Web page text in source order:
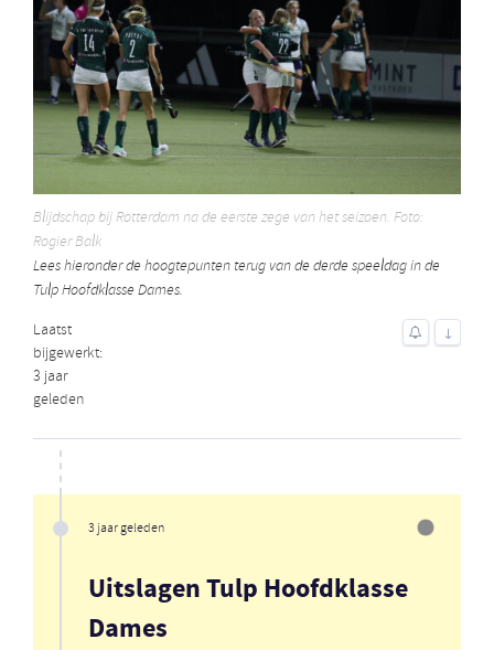
Blijdschap bij Rotterdam na de eerste zege van het seizoen. Foto:
Rogier Balk
Lees hieronder de hoogtepunten terug van de derde speeldag in de
Tulp Hoofdklasse Dames.
Laatst
bijgewerkt:
3 jaar
geleden
↓
3 jaar geleden
Uitslagen Tulp Hoofdklasse
Dames